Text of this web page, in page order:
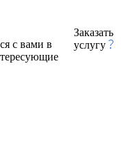
с вами в
Заказать
услугу